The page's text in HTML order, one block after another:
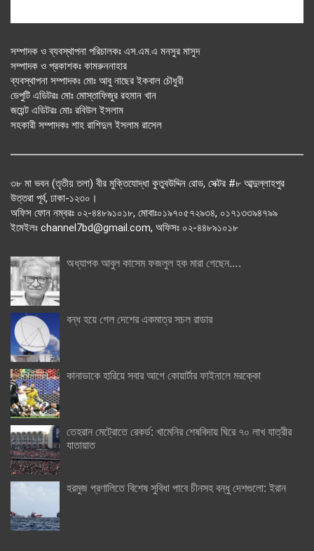
সম্পাদক ও ব্যবস্থাপনা পরিচালকঃ এস.এম.এ মনসুর মাসুদ
সম্পাদক ও প্রকাশকঃ কামরুননাহার
ব্যবস্থাপনা সম্পাদকঃ মোঃ আবু নাছের ইকবাল চৌধুরী
ডেপুটি এডিটরঃ মোঃ মোস্তাফিজুর রহমান খান
জয়েন্ট এডিটরঃ মোঃ রবিউল ইসলাম
সহকারী সম্পাদকঃ শাহ রাশিদুল ইসলাম রাসেল
৩৮ মা ভবন (তৃতীয় তলা) বীর মুক্তিযোদ্ধা কুতুবউদ্দিন রোড, সেক্টর #৮ আব্দুল্লাহপুর
উত্তরা পূর্ব, ঢাকা-১২৩০।
অফিস ফোন নম্বরঃ ০২-৪৪৮৯১০১৮, মোবাঃ০১৯৭০৫৭২৯৩৪, ০১৭১৩৩৯৪৭৯৯
ইমেইলঃ channel7bd@gmail.com, অফিসঃ ০২-৪৪৮৯১০১৮
অধ্যাপক আবুল কাসেম ফজলুল হক মারা গেছেন….
বন্ধ হয়ে গেল দেশের একমাত্র সচল রাডার
কানাডাকে হারিয়ে সবার আগে কোয়ার্টার ফাইনালে মরক্কো
তেহরান মেট্রোতে রেকর্ড: খামেনির শেষবিদায় ঘিরে ৭০ লাখ যাত্রীর
যাতায়াত
হরমুজ প্রণালিতে বিশেষ সুবিধা পাবে চীনসহ বন্ধু দেশগুলো: ইরান